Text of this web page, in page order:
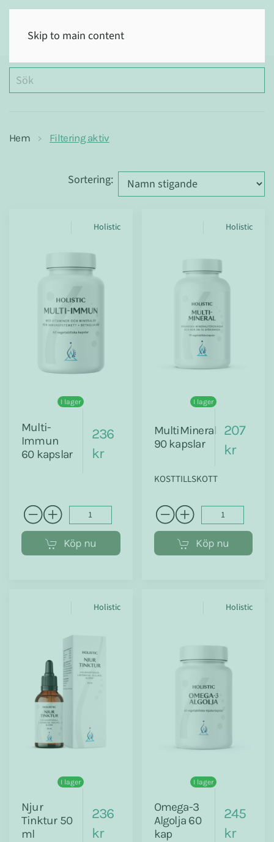
Skip to main content
Hem Filtering aktiv
Sortering:
Holistic
I lager
Multi-
Immun
60 kapslar
236
kr
Köp nu
Holistic
I lager
MultiMineral
90 kapslar
207
kr
KOSTTILLSKOTT
Köp nu
Holistic
I lager
Njur
Tinktur 50
ml
236
kr
Holistic
I lager
Omega-3
Algolja 60
kap
245
kr